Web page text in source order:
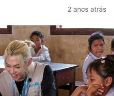
2 anos atrás